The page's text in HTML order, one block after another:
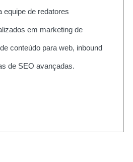
equipe de redatores
em marketing de
conteúdo para web, inbound
de SEO avançadas.